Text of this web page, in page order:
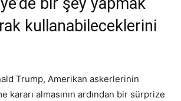
kullanabileceklerini
Trump, Amerikan askerlerinin
kararı almasının ardından bir sürprize